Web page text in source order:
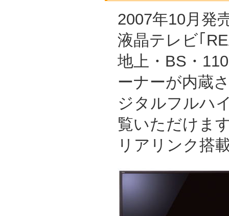
2007年10月発
液晶テレビ｢
地上・BS・
ーナーが内蔵
ジタルフルハ
覧いただけま
リアリンク搭